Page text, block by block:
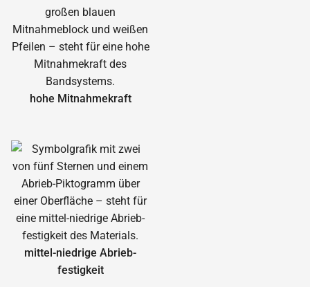
hohe Mitnahmekraft
mittel-niedrige Abrieb­
festigkeit